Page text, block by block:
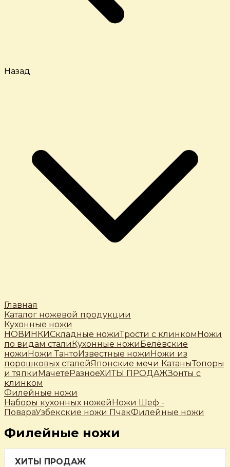
Назад
Главная
Каталог ножевой продукции
Кухонные ножи
НОВИНКИСкладные ножиТрости c клинкомНожи
по видам сталиКухонные ножиБелёвские
ножиНожи ТантоИзвестные ножиНожи из
порошковых сталейЯпонские мечи КатаныТопоры
и тяпкиМачетеРазноеХИТЫ ПРОДАЖЗонты с
клинком
Филейные ножи
Наборы кухонных ножейНожи Шеф -
ПовараУзбекские ножи ПчакФилейные ножи
Филейные ножи
ХИТЫ ПРОДАЖ